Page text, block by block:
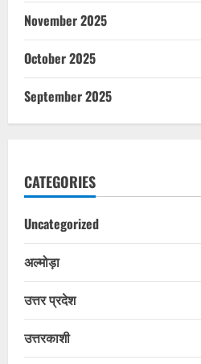
November 2025
October 2025
September 2025
CATEGORIES
Uncategorized
अल्मोड़ा
उत्तर प्रदेश
उत्तरकाशी